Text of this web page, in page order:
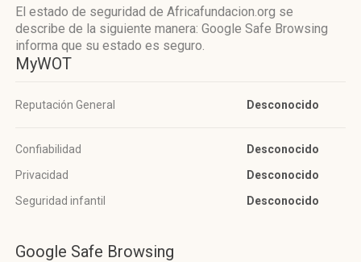
El estado de seguridad de Africafundacion.org se
describe de la siguiente manera: Google Safe Browsing
informa que su estado es seguro.
MyWOT
Reputación General Desconocido
Confiabilidad
Desconocido
Privacidad
Desconocido
Seguridad infantil
Desconocido
Google Safe Browsing